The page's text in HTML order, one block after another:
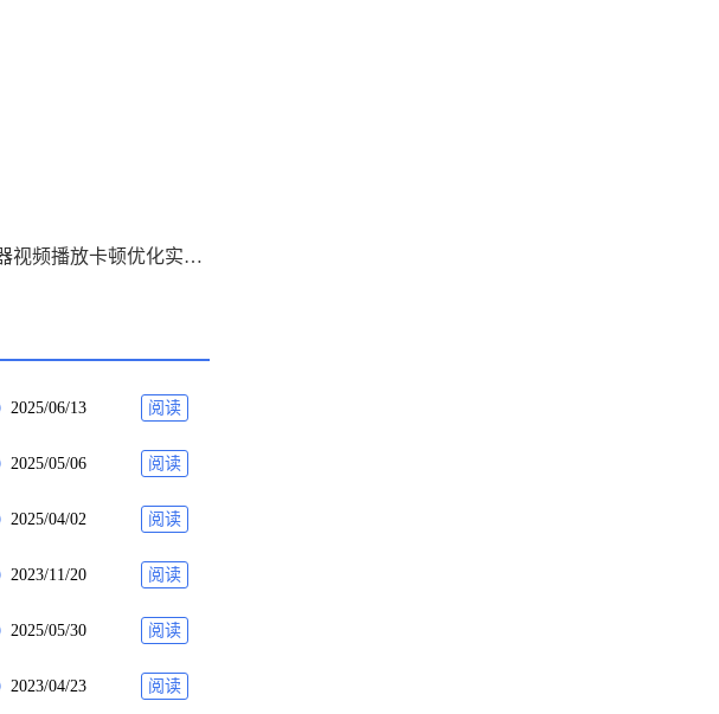
下一篇: 谷歌浏览器视频播放卡顿优化实测策略
2025/06/13 阅读
2025/05/06 阅读
2025/04/02 阅读
2023/11/20 阅读
2025/05/30 阅读
2023/04/23 阅读